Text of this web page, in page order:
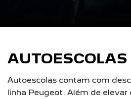
AUTOESCOLAS
Autoescolas contam com
linha Peugeot. Além de elevar